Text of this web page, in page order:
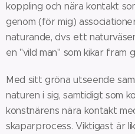
koppling och nära kontakt
genom (för mig)
naturande, dvs ett
en "vild man" som kikar fram
Med sitt gröna utseende
naturen i sig, samtidigt som
konstnärens nära kontakt
skaparprocess. Viktigast är